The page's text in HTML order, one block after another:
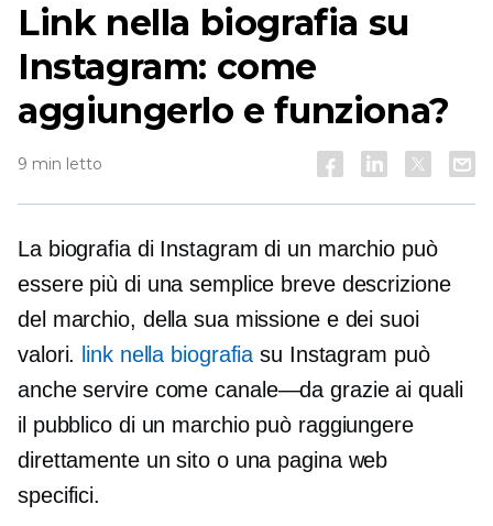
Link nella biografia su
Instagram: come
aggiungerlo e funziona?
9 min letto
La biografia di Instagram di un marchio può
essere più di una semplice breve descrizione
del marchio, della sua missione e dei suoi
valori. link nella biografia su Instagram può
anche servire comecanale—da grazie ai quali
il pubblico di un marchio può raggiungere
direttamente un sito o una pagina web
specifici.